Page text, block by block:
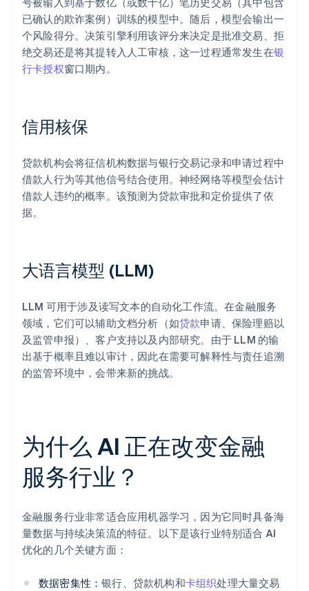
已确认的欺诈案例）训练的模型中。随后，模型会输出一
个风险得分。决策引擎利用该评分来决定是批准交易、拒
绝交易还是将其提转入人工审核，这一过程通常发生在银
行卡授权窗口期内。
信用核保
贷款机构会将征信机构数据与银行交易记录和申请过程中
借款人行为等其他信号结合使用。神经网络等模型会估计
借款人违约的概率。该预测为贷款审批和定价提供了依
据。
大语言模型 (LLM)
LLM 可用于涉及读写文本的自动化工作流。在金融服务
领域，它们可以辅助文档分析（如贷款申请、保险理赔以
及监管申报）、客户支持以及内部研究。由于 LLM 的输
出基于概率且难以审计，因此在需要可解释性与责任追溯
的监管环境中，会带来新的挑战。
为什么 AI 正在改变金融
服务行业？
金融服务行业非常适合应用机器学习，因为它同时具备海
量数据与持续决策流的特征。以下是该行业特别适合 AI
优化的几个关键方面：
数据密集性：银行、贷款机构和卡组织处理大量交易